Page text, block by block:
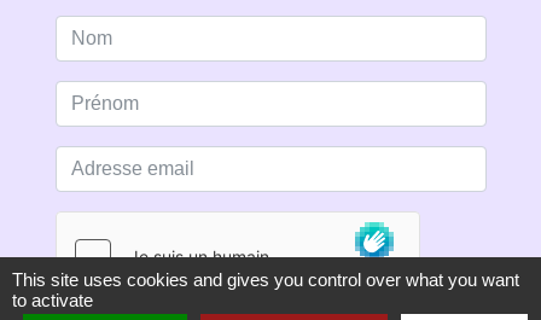
This site uses cookies and gives you control over what you want
to activate